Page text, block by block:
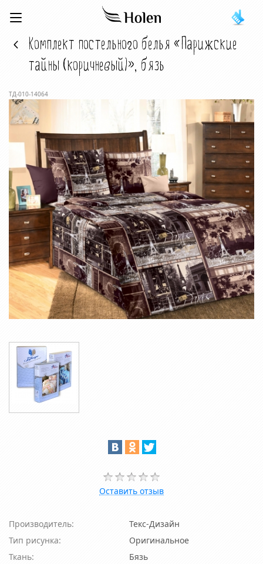
Комплект постельного белья «Парижские
тайны (коричневый)», бязь
ТД-010-14064
Оставить отзыв
Производитель:
Текс-Дизайн
Тип рисунка:
Оригинальное
Ткань:
Бязь